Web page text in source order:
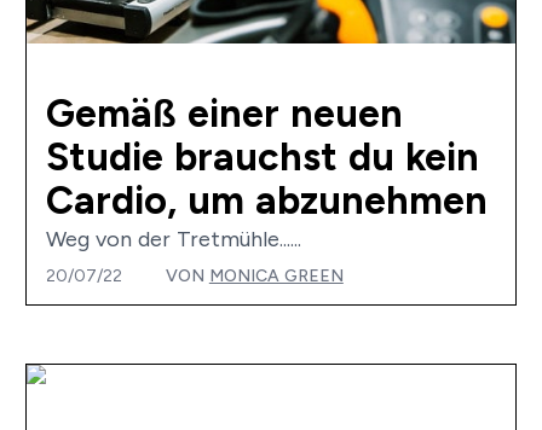
Gemäß einer neuen
Studie brauchst du kein
Cardio, um abzunehmen
Weg von der Tretmühle......
20/07/22 VON MONICA GREEN